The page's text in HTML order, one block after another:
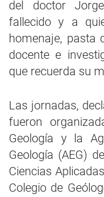
del doctor
fallecido y a
homenaje, pasta
docente e
que recuerda su
Las jornadas,
fueron
Geología y la
Geología (AEG)
Ciencias
Colegio de